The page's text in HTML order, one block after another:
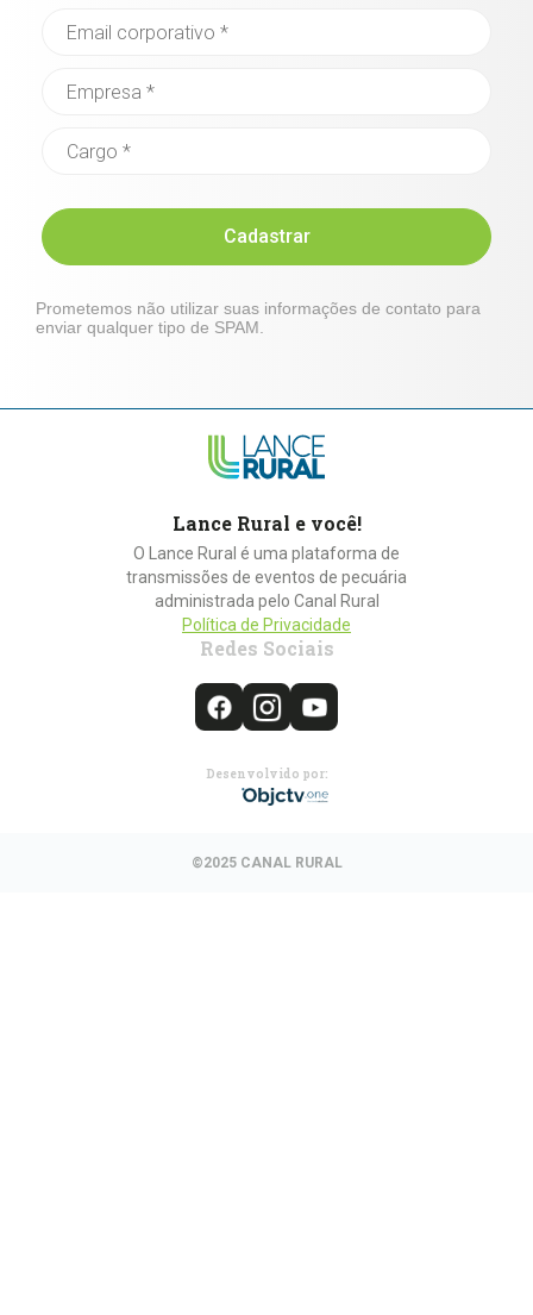
Cadastrar
Prometemos não utilizar suas informações de contato para
enviar qualquer tipo de SPAM.
Lance Rural e você!
O Lance Rural é uma plataforma de
transmissões de eventos de pecuária
administrada pelo Canal Rural
Política de Privacidade
Redes Sociais
Desenvolvido por:
©2025 CANAL RURAL